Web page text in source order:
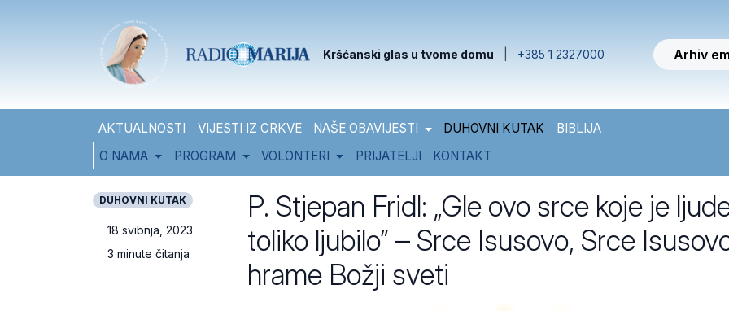
Kršćanski glas u tvome domu +385 1 2327000 Arhiv
AKTUALNOSTI VIJESTI IZ CRKVE NAŠE OBAVIJESTI DUHOVNI KUTAK
BIBLIJA
O NAMA
PROGRAM VOLONTERI PRIJATELJI KONTAKT
DUHOVNI KUTAK
18 svibnja, 2023
3 minute čitanja
P. Stjepan Fridl: „Gle ovo srce koje je
toliko ljubilo” – Srce Isusovo, Srce
hrame Božji sveti